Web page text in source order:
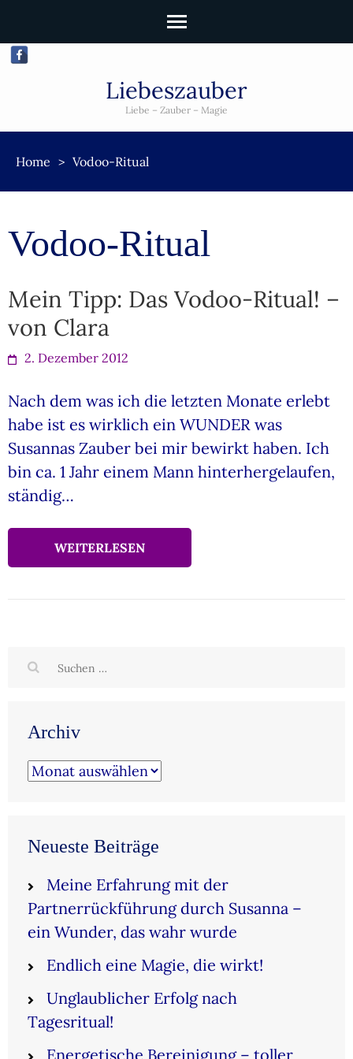
Liebeszauber
Liebe – Zauber – Magie
Home > Vodoo-Ritual
Vodoo-Ritual
Mein Tipp: Das Vodoo-Ritual! –
von Clara
2. Dezember 2012
Nach dem was ich die letzten Monate erlebt
habe ist es wirklich ein WUNDER was
Susannas Zauber bei mir bewirkt haben. Ich
bin ca. 1 Jahr einem Mann hinterhergelaufen,
ständig…
WEITERLESEN
Suchen
Archiv
Archiv
Neueste Beiträge
Meine Erfahrung mit der
Partnerrückführung durch Susanna –
ein Wunder, das wahr wurde
Endlich eine Magie, die wirkt!
Unglaublicher Erfolg nach
Tagesritual!
Energetische Bereinigung – toller